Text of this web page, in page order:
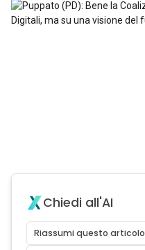
Chiedi all'AI
Riassumi questo articolo